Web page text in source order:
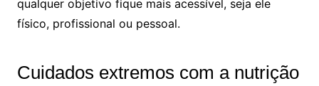
qualquer objetivo fique mais acessível, seja ele
físico, profissional ou pessoal.
Cuidados extremos com a nutrição